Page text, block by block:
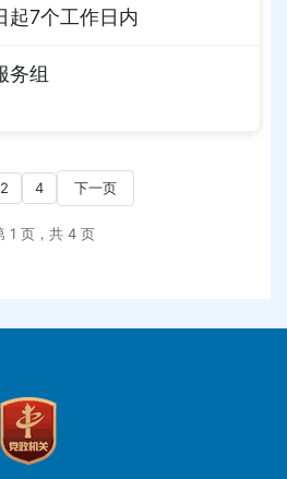
起7个工作日内
务组
2 4 下一页
1 页，共 4 页